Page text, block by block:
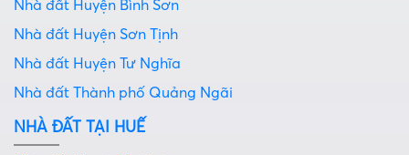
Nhà đất Huyện Bình Sơn
Nhà đất Huyện Sơn Tịnh
Nhà đất Huyện Tư Nghĩa
Nhà đất Thành phố Quảng Ngãi
NHÀ ĐẤT TẠI HUẾ